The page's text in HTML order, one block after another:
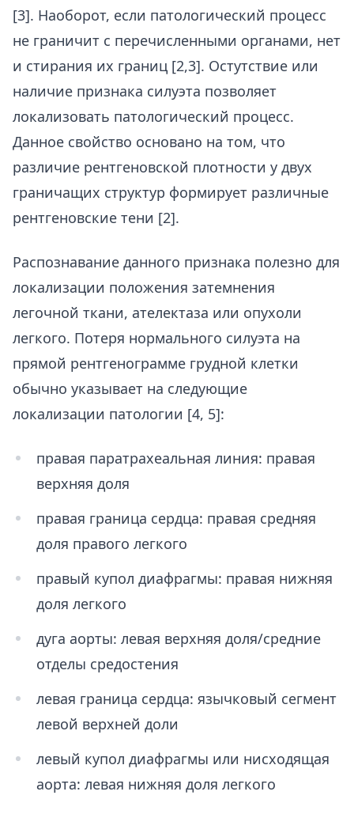
[3]. Наоборот, если патологический процесс
не граничит с перечисленными органами, нет
и стирания их границ [2,3]. Остутствие или
наличие признака силуэта позволяет
локализовать патологический процесс.
Данное свойство основано на том, что
различие рентгеновской плотности у двух
граничащих структур формирует различные
рентгеновские тени [2].
Распознавание данного признака полезно для
локализации положения затемнения
легочной ткани, ателектаза или опухоли
легкого. Потеря нормального силуэта на
прямой рентгенограмме грудной клетки
обычно указывает на следующие
локализации патологии [4, 5]:
правая паратрахеальная линия: правая
верхняя доля
правая граница сердца: правая средняя
доля правого легкого
правый купол диафрагмы: правая нижняя
доля легкого
дуга аорты: левая верхняя доля/средние
отделы средостения
левая граница сердца: язычковый сегмент
левой верхней доли
левый купол диафрагмы или нисходящая
аорта: левая нижняя доля легкого